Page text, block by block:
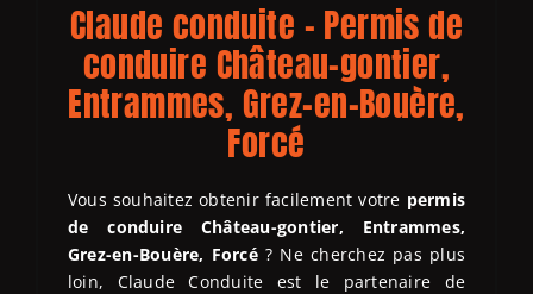
Claude conduite – Permis de
conduire Château-gontier,
Entrammes, Grez-en-Bouère,
Forcé
Vous souhaitez obtenir facilement votre permis
de conduire Château-gontier, Entrammes,
Grez-en-Bouère, Forcé? Ne cherchez pas plus
loin, Claude Conduite est le partenaire de